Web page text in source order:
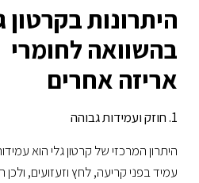
היתרונות בקרטון
בהשוואה לחומרי
אריזה אחרים
1. חוזק ועמידות גבוהה
היתרון המרכזי של קרטון גלי הוא
עמיד בפני קריעה, לחץ וזעזועים, ולכן